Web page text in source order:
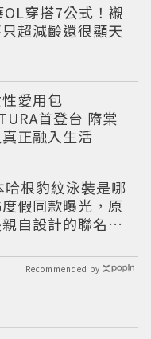
穿搭7公式！襯
超減齡還很顯天
愛用包
首登台 隋棠
正融入生活
根豹紋泳裝是哪
假同款曝光，原
自設計的聯名系
Recommended by